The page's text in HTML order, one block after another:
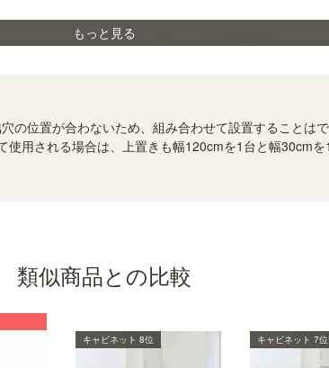
棚ストッパー付き移動棚
もっと見る
の位置が合わないため、組み合わせて設置することはで
用される場合は、上置きも幅120cmを1台と幅30cmを
類似商品との比較
キャビネット 8位 キャビネット 7位